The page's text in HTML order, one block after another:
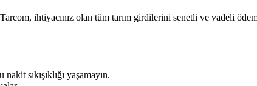
ihtiyacınız olan tüm tarım girdilerini senetli ve vadeli
sıkışıklığı yaşamayın.